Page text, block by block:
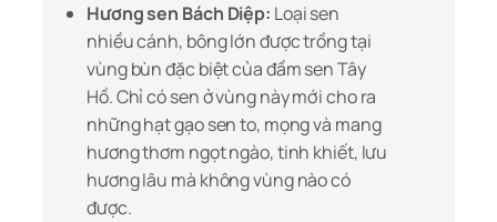
Hương sen Bách Diệp: Loại sen
nhiều cánh, bông lớn được trồng tại
vùng bùn đặc biệt của đầm sen Tây
Hồ. Chỉ có sen ở vùng này mới cho ra
những hạt gạo sen to, mọng và mang
hương thơm ngọt ngào, tinh khiết, lưu
hương lâu mà không vùng nào có
được.